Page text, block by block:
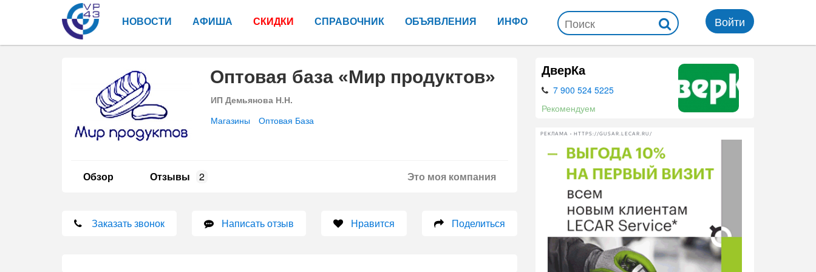
НОВОСТИ АФИША СКИДКИ СПРАВОЧНИК ОБЪЯВЛЕНИЯ ИНФО Войти
Оптовая база «Мир продуктов»
ИП Демьянова Н.Н.
Магазины Оптовая База
Это моя компания
Обзор Отзывы 2
Заказать звонок Написать отзыв Нравится Поделиться
ДверКа
7 900 524 5225
Рекомендуем
РЕКЛАМА • HTTPS://GUSAR.LECAR.RU/